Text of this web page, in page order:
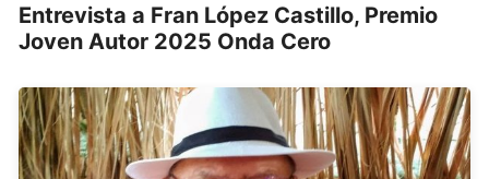
Entrevista a Fran López Castillo, Premio
Joven Autor 2025 Onda Cero